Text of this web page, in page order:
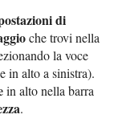
di
che trovi nella
la voce
in alto a sinistra).
in alto nella barra
.